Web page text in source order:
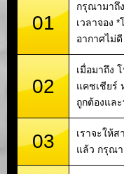
01
กรุณามาถึ
เวลาจอง
อากาศไม่
02
เมื่อมาถึง
แคชเชียร์
ถูกต้องแล
03
เราจะให้
แล้ว กรุณา